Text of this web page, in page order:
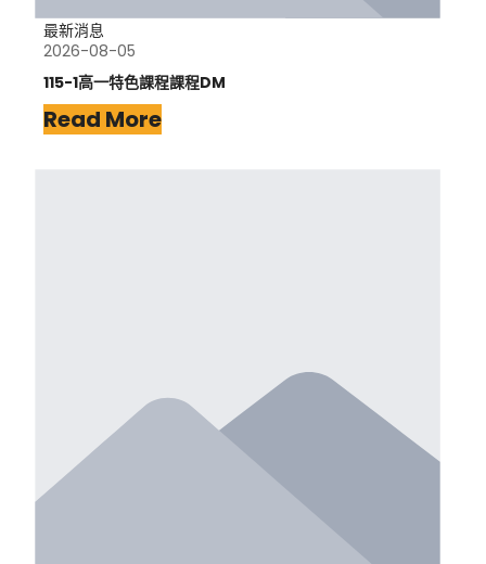
最新消息
2026-08-05
115-1高一特色課程課程DM
Read More